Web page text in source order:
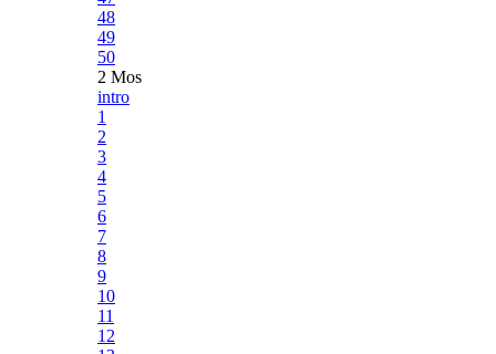
48
49
50
2 Mos
intro
1
2
3
4
5
6
7
8
9
10
11
12